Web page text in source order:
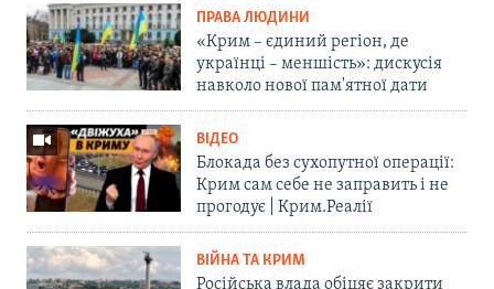
ПРАВА ЛЮДИНИ
«Крим – єдиний регіон, де
українці – меншість»: дискусія
навколо нової пам'ятної дати
ВІДЕО
Блокада без сухопутної операції:
Крим сам себе не заправить і не
прогодує | Крим.Реалії
ВІЙНА ТА КРИМ
Російська влада обіцяє закрити